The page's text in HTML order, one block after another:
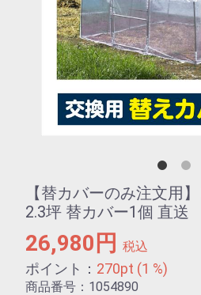
【替カバーのみ注文用
2.3坪 替カバー1個 直送
26,980円 税込
ポイント： 270pt (1 %)
商品番号：1054890